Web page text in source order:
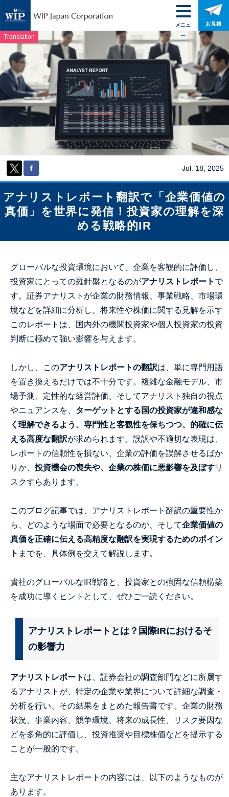
Translation
Jul. 18, 2025
アナリストレポート翻訳で「企業価値の
真価」を世界に発信！投資家の理解を深
める戦略的IR
グローバルな投資環境において、企業を客観的に評価し、
投資家にとっての羅針盤となるのがアナリストレポート で
す。証券アナリストが企業の財務情報、事業戦略、市場環
境などを詳細に分析し、将来性や株価に関する見解を示す
このレポートは、国内外の機関投資家や個人投資家の投資
判断に極めて強い影響を与えます。
しかし、このアナリストレポートの翻訳は、単に専門用語
を置き換えるだけでは不十分です。複雑な金融モデル、市
場予測、定性的な経営評価、そしてアナリスト独自の視点
やニュアンスを、 ターゲットとする国の投資家が違和感な
く理解できるよう、専門性と客観性を保ちつつ、的確に伝
える高度な翻訳が求められます。誤訳や不適切な表現は、
レポートの信頼性を損ない、企業の評価を誤解させるばか
りか、投資機会の喪失や、企業の株価に悪影響を及ぼすリ
スクすらあります。
このブログ記事では、アナリストレポート翻訳の重要性か
ら、どのような場面で必要となるのか、そして企業価値の
真価を正確に伝える高精度な翻訳を実現するためのポイン
ト までを、具体例を交えて解説します。
貴社のグローバルなIR戦略と、投資家との強固な信頼構築
を成功に導くヒントとして、ぜひご一読ください。
アナリストレポートとは？国際IRにおけるそ
の影響力
アナリストレポート は、証券会社の調査部門などに所属す
るアナリストが、特定の企業や業界について詳細な調査・
分析を行い、その結果をまとめた報告書です。企業の財務
状況、事業内容、競争環境、将来の成長性、リスク要因な
どを多角的に評価し、投資推奨や目標株価などを提示する
ことが一般的です。
主なアナリストレポートの内容には、以下のようなものが
あります。
メニュ
ー
お見積